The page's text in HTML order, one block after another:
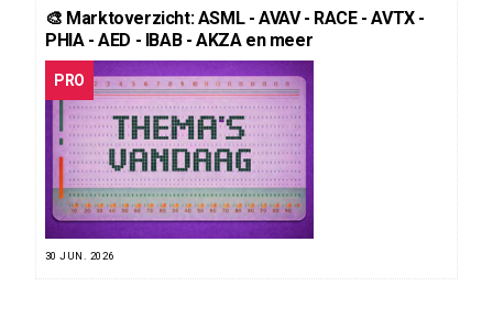
🎨 Marktoverzicht: ASML - AVAV - RACE - AVTX -
PHIA - AED - IBAB - AKZA en meer
PRO
30 JUN. 2026